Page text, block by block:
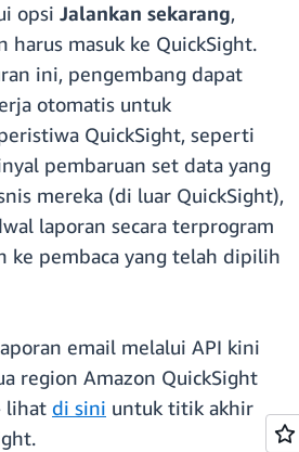
opsi Jalankan sekarang,
harus masuk ke QuickSight.
ini, pengembang dapat
otomatis untuk
QuickSight, seperti
pembaruan set data yang
mereka (di luar QuickSight),
laporan secara terprogram
ke pembaca yang telah dipilih
email melalui API kini
region Amazon QuickSight
lihat di sini untuk titik akhir